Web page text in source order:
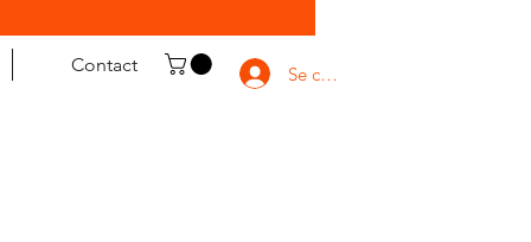
Contact Se connecter